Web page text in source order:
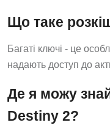
Що таке
Багаті ключі - це
надають доступ до
Де я можу
Destiny 2?